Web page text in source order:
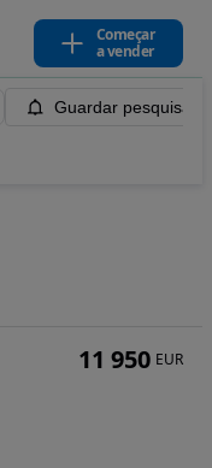
Começar
a vender
Guardar pesquisa
11 950 EUR